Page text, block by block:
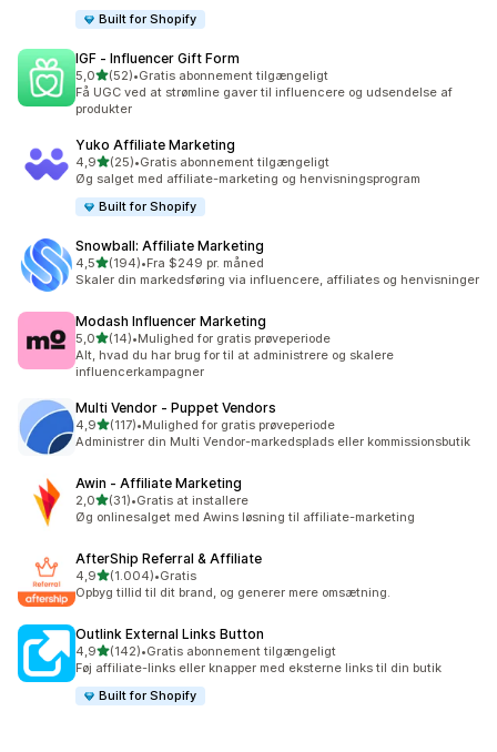
Built for Shopify
IGF ‑ Influencer Gift Form
5,0ud af 5 stjerner
(52)
52 anmeldelser i alt
•Gratis abonnement tilgængeligt
Få UGC ved at strømline gaver til influencere og udsendelse af
produkter
Yuko Affiliate Marketing
4,9ud af 5 stjerner
(25)
25 anmeldelser i alt
•Gratis abonnement tilgængeligt
Øg salget med affiliate-marketing og henvisningsprogram
Built for Shopify
Snowball: Affiliate Marketing
4,5ud af 5 stjerner
(194)
194 anmeldelser i alt
•Fra $249 pr. måned
Skaler din markedsføring via influencere, affiliates og henvisninger
Modash Influencer Marketing
5,0ud af 5 stjerner
(14)
14 anmeldelser i alt
•Mulighed for gratis prøveperiode
Alt, hvad du har brug for til at administrere og skalere
influencerkampagner
Multi Vendor ‑ Puppet Vendors
4,9ud af 5 stjerner
(117)
117 anmeldelser i alt
•Mulighed for gratis prøveperiode
Administrer din Multi Vendor-markedsplads eller kommissionsbutik
Awin ‑ Affiliate Marketing
2,0ud af 5 stjerner
(31)
31 anmeldelser i alt
•Gratis at installere
Øg onlinesalget med Awins løsning til affiliate-marketing
AfterShip Referral & Affiliate
4,9ud af 5 stjerner
(1.004)
1004 anmeldelser i alt
•Gratis
Opbyg tillid til dit brand, og generer mere omsætning.
Outlink External Links Button
4,9ud af 5 stjerner
(142)
142 anmeldelser i alt
•Gratis abonnement tilgængeligt
Føj affiliate-links eller knapper med eksterne links til din butik
Built for Shopify